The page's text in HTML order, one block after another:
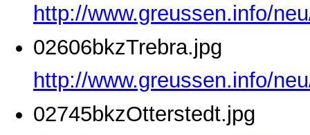
http://www.greussen.info/
02606bkzTrebra.jpg
http://www.greussen.info/
02745bkzOtterstedt.jpg